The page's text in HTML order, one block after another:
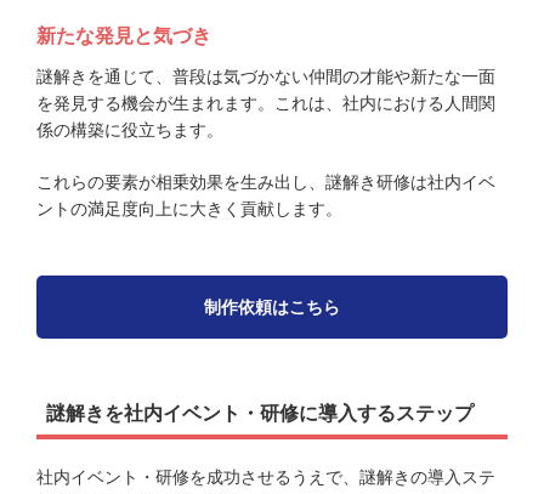
新たな発見と気づき
謎解きを通じて、普段は気づかない仲間の才能や新たな一面
を発見する機会が生まれます。これは、社内における人間関
係の構築に役立ちます。
これらの要素が相乗効果を生み出し、謎解き研修は社内イベ
ントの満足度向上に大きく貢献します。
制作依頼はこちら
謎解きを社内イベント・研修に導入するステップ
社内イベント・研修を成功させるうえで、謎解きの導入ステ